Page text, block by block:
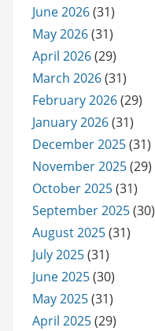
June 2026(31)
May 2026(31)
April 2026(29)
March 2026(31)
February 2026(29)
January 2026(31)
December 2025(31)
November 2025(29)
October 2025(31)
September 2025(30)
August 2025(31)
July 2025(31)
June 2025(30)
May 2025(31)
April 2025(29)